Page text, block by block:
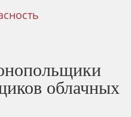
облачных